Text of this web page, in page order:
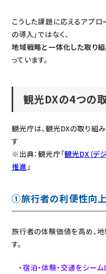
こうした課題に応えるアプロ
の導入」ではなく、
地域戦略と一体化した取り
っています。
観光DXの4つの
観光庁は、観光DXの取り組
す
※出典：観光庁「観光DX（デ
推進」
①旅行者の利便性向上
旅行者の体験価値を高め、
す。
宿泊・体験・交通をシー